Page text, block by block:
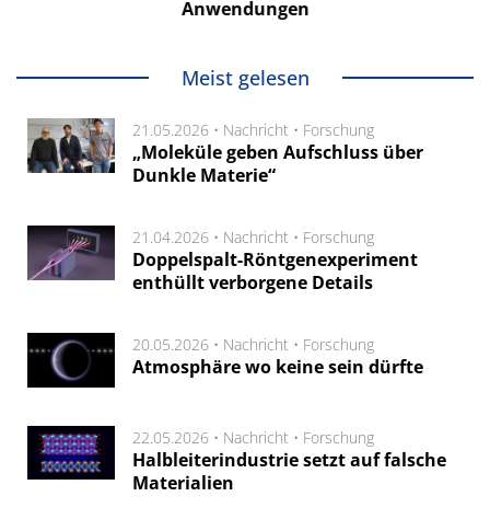
Anwendungen
Meist gelesen
21.05.2026 • Nachricht • Forschung
„Moleküle geben Aufschluss über
Dunkle Materie“
21.04.2026 • Nachricht • Forschung
Doppelspalt-Röntgenexperiment
enthüllt verborgene Details
20.05.2026 • Nachricht • Forschung
Atmosphäre wo keine sein dürfte
22.05.2026 • Nachricht • Forschung
Halbleiterindustrie setzt auf falsche
Materialien